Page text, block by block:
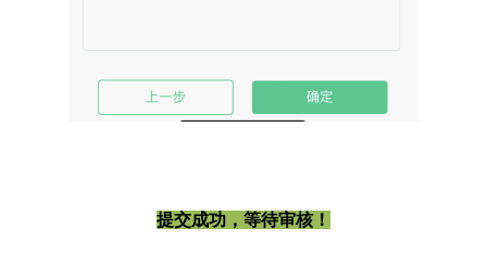
提交成功，等待审核！